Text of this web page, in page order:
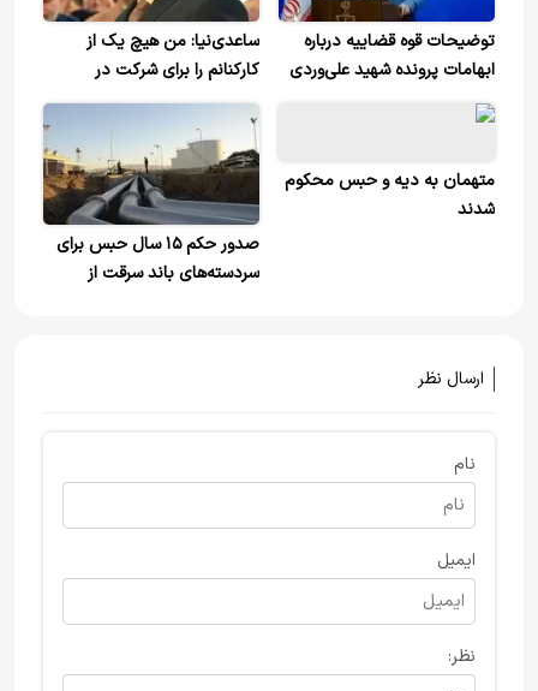
توضیحات قوه قضاییه درباره
ابهامات پرونده شهید علی‌وردی
ساعدی‌نیا: من هیچ یک از
کارکنانم را برای شرکت در
اغتشاشات ترغیب نکردم، از کرده
خود پشیمانم و از دادگاه
می‌خواهم به من فرصتی برای
جبران بدهد
متهمان به دیه و حبس محکوم
شدند
صدور حکم ۱۵ سال حبس برای
سردسته‌های باند سرقت از
ارسال نظر
نام
ایمیل
نظر: